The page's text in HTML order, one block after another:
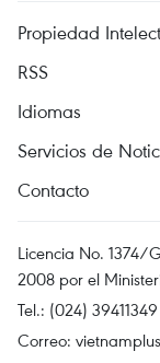
Propiedad
RSS
Idiomas
Servicios de
Contacto
Licencia No. 1374/
2008 por el
Tel.: (024)
Correo: